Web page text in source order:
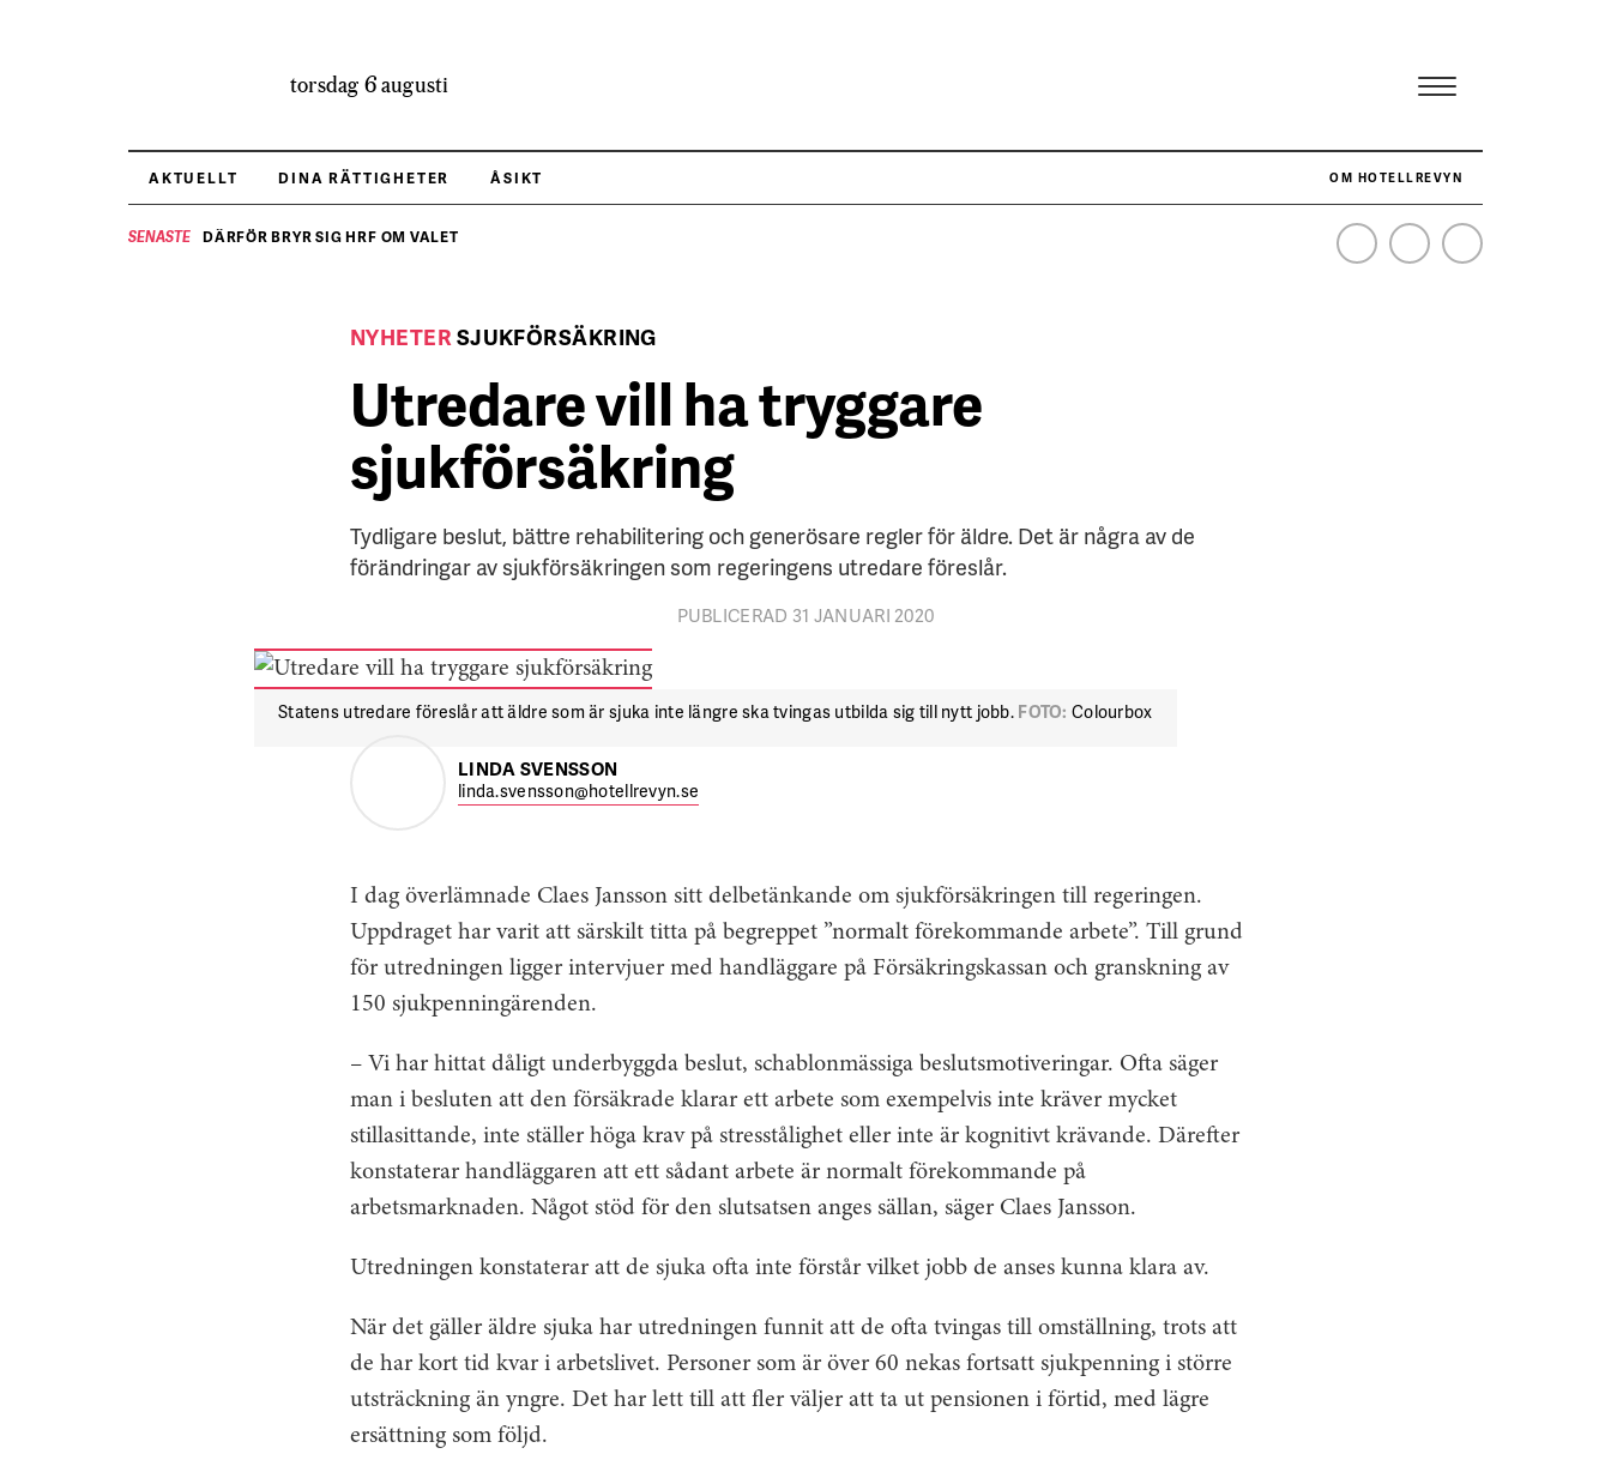
torsdag 6 augusti
AKTUELLT DINA RÄTTIGHETER ÅSIKT OM HOTELLREVYN
SENASTE DÄRFÖR BRYR SIG HRF OM VALET NÄR HOTELLREVYN SLOG SVENSKT REKORD I SIMPELHET
NYHETERSJUKFÖRSÄKRING
Utredare vill ha tryggare
sjukförsäkring
Tydligare beslut, bättre rehabilitering och generösare regler för äldre. Det är några av de
förändringar av sjukförsäkringen som regeringens utredare föreslår.
PUBLICERAD 31 JANUARI 2020
Statens utredare föreslår att äldre som är sjuka inte längre ska tvingas utbilda sig till nytt jobb. FOTO: Colourbox
LINDA SVENSSON
linda.svensson@hotellrevyn.se
I dag överlämnade Claes Jansson sitt delbetänkande om sjukförsäkringen till regeringen.
Uppdraget har varit att särskilt titta på begreppet ”normalt förekommande arbete”. Till grund
för utredningen ligger intervjuer med handläggare på Försäkringskassan och granskning av
150 sjukpenningärenden.
– Vi har hittat dåligt underbyggda beslut, schablonmässiga beslutsmotiveringar. Ofta säger
man i besluten att den försäkrade klarar ett arbete som exempelvis inte kräver mycket
stillasittande, inte ställer höga krav på stresstålighet eller inte är kognitivt krävande. Därefter
konstaterar handläggaren att ett sådant arbete är normalt förekommande på
arbetsmarknaden. Något stöd för den slutsatsen anges sällan, säger Claes Jansson.
Utredningen konstaterar att de sjuka ofta inte förstår vilket jobb de anses kunna klara av.
När det gäller äldre sjuka har utredningen funnit att de ofta tvingas till omställning, trots att
de har kort tid kvar i arbetslivet. Personer som är över 60 nekas fortsatt sjukpenning i större
utsträckning än yngre. Det har lett till att fler väljer att ta ut pensionen i förtid, med lägre
ersättning som följd.